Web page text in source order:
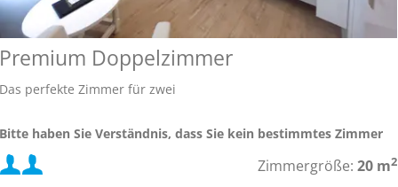
Premium Doppelzimmer
Das perfekte Zimmer für zwei
Bitte haben Sie Verständnis, dass Sie kein bestimmtes Zimmer
buchen können.
Die Bilder zeigen Beispiele der einzelnen Kategorien.
Mindestbelegung: Zimmergröße:20 m2